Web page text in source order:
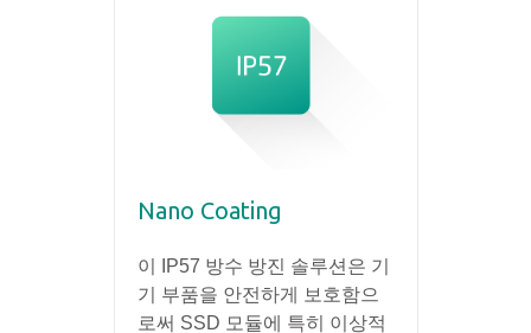
Nano Coating
이 IP57 방수 방진 솔루션은 기
기 부품을 안전하게 보호함으
로써 SSD 모듈에 특히 이상적